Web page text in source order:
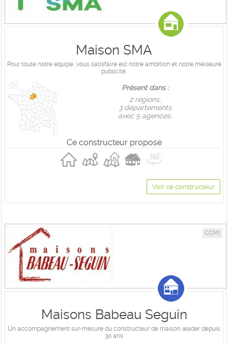
Maison SMA
Pour toute notre équipe, vous satisfaire est notre ambition et notre meilleure
publicité.
Présent dans :
2 règions,
3 départements
avec 5 agences.
Ce constructeur propose
Voir ce constructeur
CCMI
Maisons Babeau Seguin
Un accompagnement sur-mesure du constructeur de maison leader depuis
30 ans